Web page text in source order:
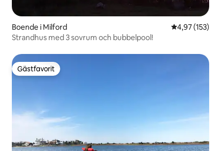
Boende i Milford 4,97 av 5 i
4,97 (153)
Strandhus med 3 sovrum och bubbelpool!
Gästfavorit
Gästfavorit